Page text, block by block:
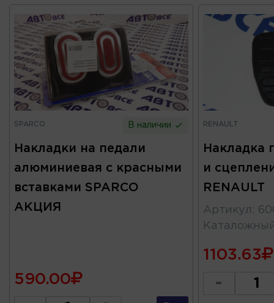
SPARCO В наличии
Накладки на педали
алюминиевая с красными
вставками SPARCO
АКЦИЯ
590.00
RENAULT
Накладка
и
RENAULT
Артикул :
1103.63
-